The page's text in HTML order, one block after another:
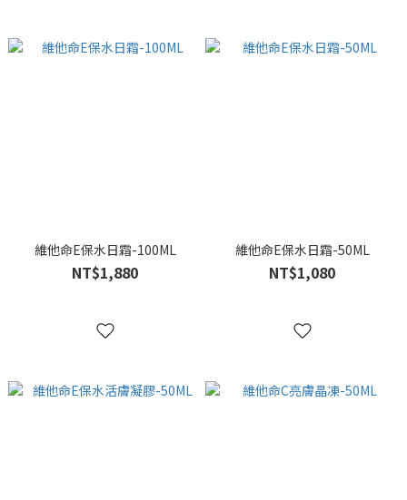
維他命E保水日霜-100ML
NT$1,880
維他命E保水日霜-50ML
NT$1,080